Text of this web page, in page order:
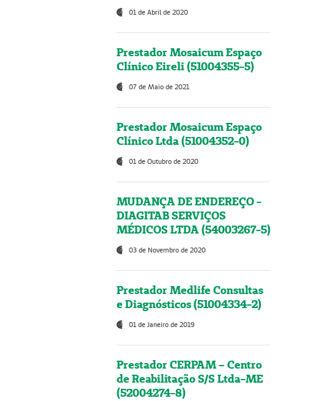
01 de Abril de 2020
Prestador Mosaicum Espaço
Clínico Eireli (51004355-5)
07 de Maio de 2021
Prestador Mosaicum Espaço
Clínico Ltda (51004352-0)
01 de Outubro de 2020
MUDANÇA DE ENDEREÇO -
DIAGITAB SERVIÇOS
MÉDICOS LTDA (54003267-5)
03 de Novembro de 2020
Prestador Medlife Consultas
e Diagnósticos (51004334-2)
01 de Janeiro de 2019
Prestador CERPAM – Centro
de Reabilitação S/S Ltda-ME
(52004274-8)